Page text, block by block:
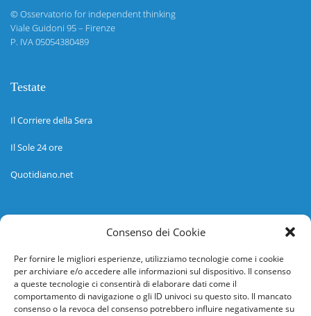
Consenso dei Cookie
Per fornire le migliori esperienze, utilizziamo tecnologie come i cookie
per archiviare e/o accedere alle informazioni sul dispositivo. Il consenso
a queste tecnologie ci consentirà di elaborare dati come il
comportamento di navigazione o gli ID univoci su questo sito. Il mancato
consenso o la revoca del consenso potrebbero influire negativamente su
©Osservatorio for independent thinking
Viale Guidoni 95 – Firenze
P. IVA 05054380489
Testate
Il Corriere della Sera
Il Sole 24 ore
Quotidiano.net
Informazioni
Help desk
Guida rapida